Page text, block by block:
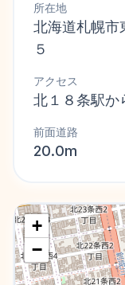
所在地
北海道札幌市
５
アクセス
北１８条駅
前面道路
20.0m
+
−